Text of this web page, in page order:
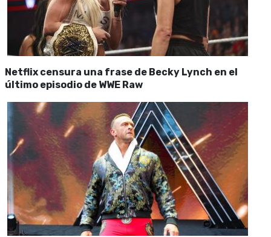
Netflix censura una frase de Becky Lynch en el
último episodio de WWE Raw